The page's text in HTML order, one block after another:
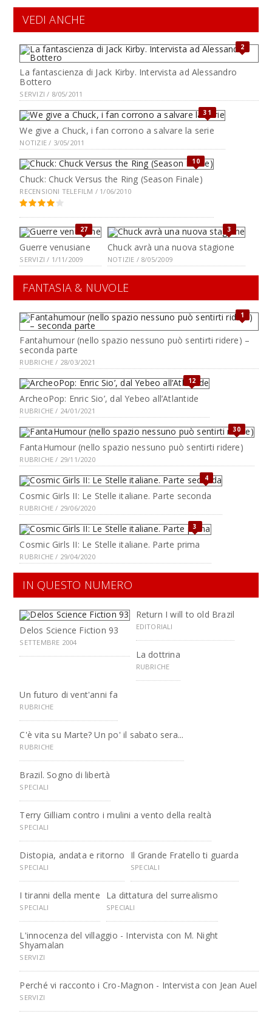
VEDI ANCHE
2
La fantascienza di Jack Kirby. Intervista ad Alessandro
Bottero
SERVIZI / 8/05/2011
31
We give a Chuck, i fan corrono a salvare la serie
NOTIZIE / 3/05/2011
10
Chuck: Chuck Versus the Ring (Season Finale)
RECENSIONI TELEFILM / 1/06/2010
27
Guerre venusiane
SERVIZI / 1/11/2009
3
Chuck avrà una nuova stagione
NOTIZIE / 8/05/2009
FANTASIA & NUVOLE
1
Fantahumour (nello spazio nessuno può sentirti ridere) –
seconda parte
RUBRICHE / 28/03/2021
12
ArcheoPop: Enric Sio’, dal Yebeo all’Atlantide
RUBRICHE / 24/01/2021
30
FantaHumour (nello spazio nessuno può sentirti ridere)
RUBRICHE / 29/11/2020
4
Cosmic Girls II: Le Stelle italiane. Parte seconda
RUBRICHE / 29/06/2020
3
Cosmic Girls II: Le Stelle italiane. Parte prima
RUBRICHE / 29/04/2020
IN QUESTO NUMERO
Delos Science Fiction 93
SETTEMBRE 2004
Return I will to old Brazil
EDITORIALI
La dottrina
RUBRICHE
Un futuro di vent'anni fa
RUBRICHE
C'è vita su Marte? Un po' il sabato sera...
RUBRICHE
Brazil. Sogno di libertà
SPECIALI
Terry Gilliam contro i mulini a vento della realtà
SPECIALI
Distopia, andata e ritorno
SPECIALI
Il Grande Fratello ti guarda
SPECIALI
I tiranni della mente
SPECIALI
La dittatura del surrealismo
SPECIALI
L'innocenza del villaggio - Intervista con M. Night
Shyamalan
SERVIZI
Perché vi racconto i Cro-Magnon - Intervista con Jean Auel
SERVIZI